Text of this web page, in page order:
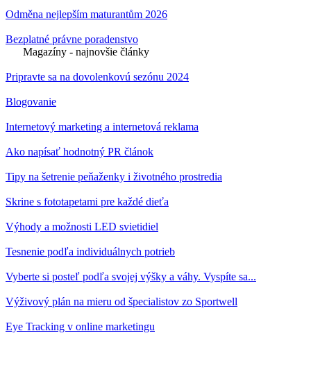
Odměna nejlepším maturantům 2026
Bezplatné právne poradenstvo
Magazíny - najnovšie články
Pripravte sa na dovolenkovú sezónu 2024
Blogovanie
Internetový marketing a internetová reklama
Ako napísať hodnotný PR článok
Tipy na šetrenie peňaženky i životného prostredia
Skrine s fototapetami pre každé dieťa
Výhody a možnosti LED svietidiel
Tesnenie podľa individuálnych potrieb
Vyberte si posteľ podľa svojej výšky a váhy. Vyspíte sa...
Výživový plán na mieru od špecialistov zo Sportwell
Eye Tracking v online marketingu